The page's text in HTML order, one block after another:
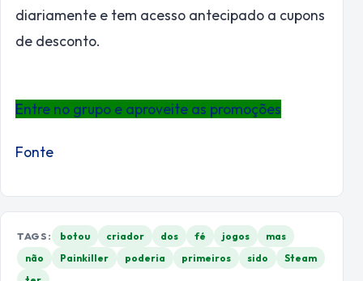
diariamente e tem acesso antecipado a cupons
de desconto.
Entre no grupo e aproveite as promoções
Fonte
TAGS: botou criador dos fé jogos
mas
não
Painkiller poderia primeiros sido
Steam